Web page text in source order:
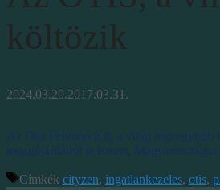
2024.03.20.2017.03.31.
Az Otis Felvonó Kft, a világ legnagyobb
mozgójárdáiról is ismert,
Címkék cityzen, ingatlankezeles, otis,